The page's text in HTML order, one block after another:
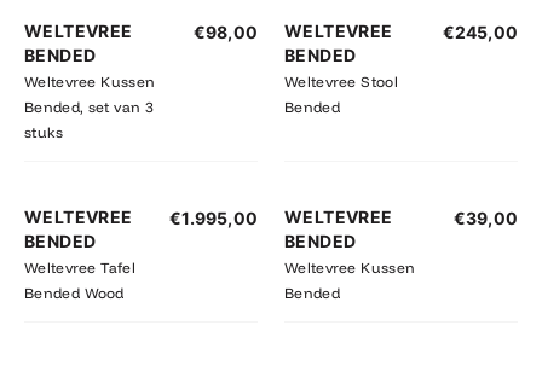
WELTEVREE
BENDED
Weltevree Kussen
Bended, set van 3
stuks
€98,00
WELTEVREE
BENDED
Weltevree Stool
Bended
€245,00
WELTEVREE
BENDED
Weltevree Tafel
Bended Wood
€1.995,00
WELTEVREE
BENDED
Weltevree Kussen
Bended
€39,00